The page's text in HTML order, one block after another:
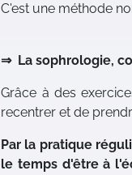
C'est une méthode
⇒ La sophrologie,
Grâce à des
recentrer et de
Par la pratique
le temps d'être à